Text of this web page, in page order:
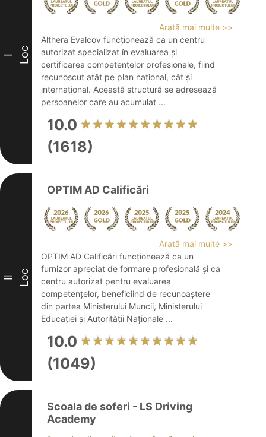
I Loc
Arată mai multe >>
Althera Evalcov funcționează ca un centru
autorizat specializat în evaluarea și
certificarea competențelor profesionale, fiind
recunoscut atât pe plan național, cât și
internațional. Această structură se adresează
persoanelor care au acumulat ...
10.0
(1618)
II Loc
OPTIM AD Calificări
Arată mai multe >>
OPTIM AD Calificări funcționează ca un
furnizor apreciat de formare profesională și ca
centru autorizat pentru evaluarea
competențelor, beneficiind de recunoaștere
din partea Ministerului Muncii, Ministerului
Educației și Autorității Naționale ...
10.0
(1049)
Scoala de soferi - LS Driving
Academy